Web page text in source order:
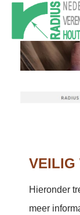
VEILIG
Hieronder
meer